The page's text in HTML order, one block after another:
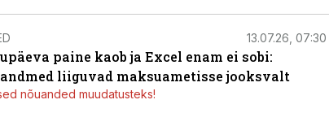
13.07.26, 07:30
paine kaob ja Excel enam ei sobi:
liiguvad maksuametisse jooksvalt
nõuanded muudatusteks!